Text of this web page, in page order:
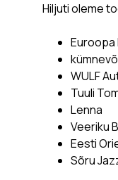
Hiljuti oleme
Euroopa
WULF
Tuuli
Lenna
Veeriku
Eesti
Sõru